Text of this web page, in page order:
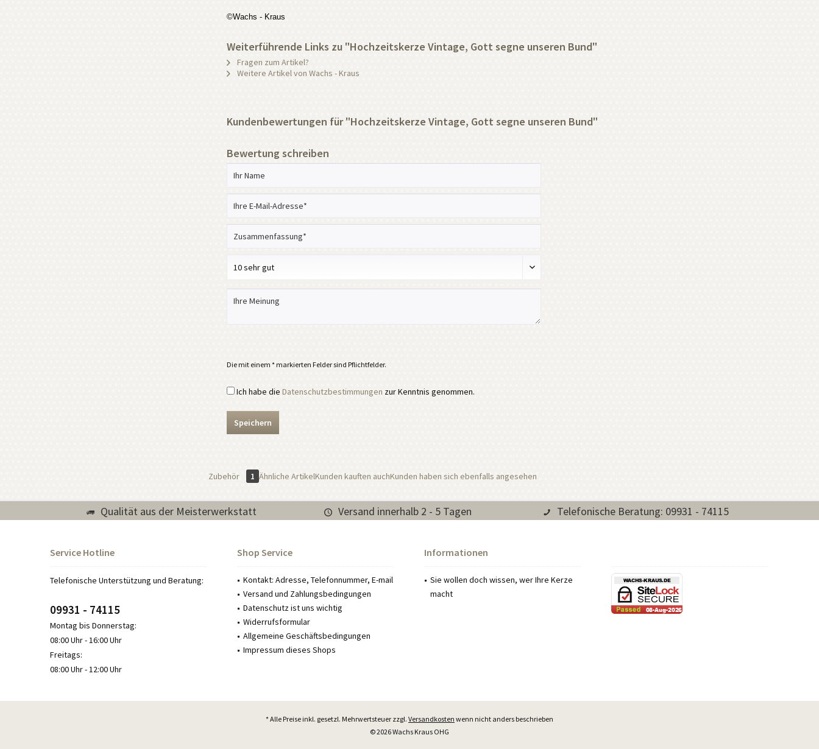
©Wachs - Kraus
Weiterführende Links zu "Hochzeitskerze Vintage, Gott segne unseren Bund"
Fragen zum Artikel?
Weitere Artikel von Wachs - Kraus
Kundenbewertungen für "Hochzeitskerze Vintage, Gott segne unseren Bund"
Bewertung schreiben
Die mit einem * markierten Felder sind Pflichtfelder.
Ich habe die Datenschutzbestimmungen zur Kenntnis genommen.
Speichern
Zubehör 1 Ähnliche ArtikelKunden kauften auchKunden haben sich ebenfalls angesehen
Qualität aus der Meisterwerkstatt Versand innerhalb 2 - 5 Tagen Telefonische Beratung: 09931 - 74115
Service Hotline
Telefonische Unterstützung und Beratung:
09931 - 74115
Montag bis Donnerstag:
08:00 Uhr - 16:00 Uhr
Freitags:
08:00 Uhr - 12:00 Uhr
Shop Service
Kontakt: Adresse, Telefonnummer, E-mail
Versand und Zahlungsbedingungen
Datenschutz ist uns wichtig
Widerrufsformular
Allgemeine Geschäftsbedingungen
Impressum dieses Shops
Informationen
Sie wollen doch wissen, wer Ihre Kerze
macht
* Alle Preise inkl. gesetzl. Mehrwertsteuer zzgl. Versandkosten wenn nicht anders beschrieben
© 2026 Wachs Kraus OHG